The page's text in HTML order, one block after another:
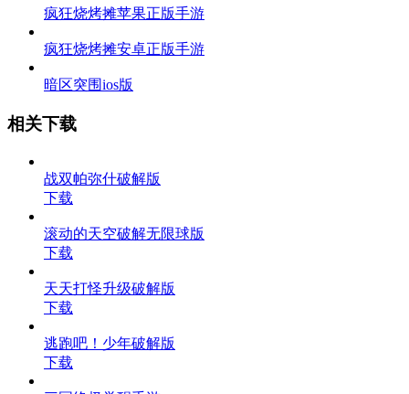
疯狂烧烤摊苹果正版手游
疯狂烧烤摊安卓正版手游
暗区突围ios版
相关下载
战双帕弥什破解版
下载
滚动的天空破解无限球版
下载
天天打怪升级破解版
下载
逃跑吧！少年破解版
下载